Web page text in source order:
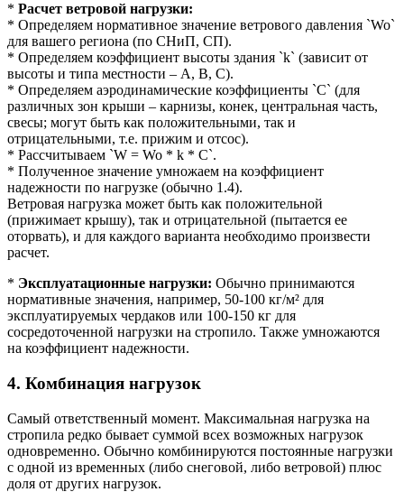
* Расчет ветровой нагрузки:
* Определяем нормативное значение ветрового давления `Wo`
для вашего региона (по СНиП, СП).
* Определяем коэффициент высоты здания `k` (зависит от
высоты и типа местности – А, В, С).
* Определяем аэродинамические коэффициенты `C` (для
различных зон крыши – карнизы, конек, центральная часть,
свесы; могут быть как положительными, так и
отрицательными, т.е. прижим и отсос).
* Рассчитываем `W = Wo * k * C`.
* Полученное значение умножаем на коэффициент
надежности по нагрузке (обычно 1.4).
Ветровая нагрузка может быть как положительной
(прижимает крышу), так и отрицательной (пытается ее
оторвать), и для каждого варианта необходимо произвести
расчет.
* Эксплуатационные нагрузки: Обычно принимаются
нормативные значения, например, 50-100 кг/м² для
эксплуатируемых чердаков или 100-150 кг для
сосредоточенной нагрузки на стропило. Также умножаются
на коэффициент надежности.
4. Комбинация нагрузок
Самый ответственный момент. Максимальная нагрузка на
стропила редко бывает суммой всех возможных нагрузок
одновременно. Обычно комбинируются постоянные нагрузки
с одной из временных (либо снеговой, либо ветровой) плюс
доля от других нагрузок.